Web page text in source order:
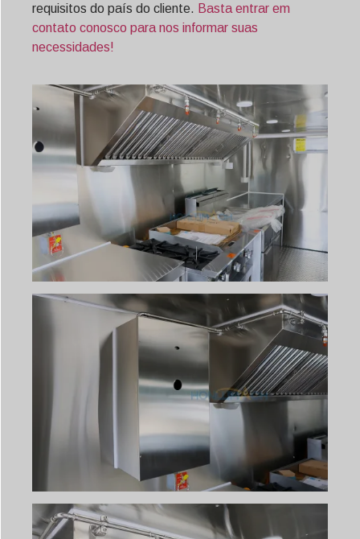
requisitos do país do cliente. Basta entrar em
contato conosco para nos informar suas
necessidades!